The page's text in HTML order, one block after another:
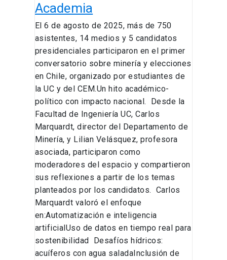
Academia
El 6 de agosto de 2025, más de 750
asistentes, 14 medios y 5 candidatos
presidenciales participaron en el primer
conversatorio sobre minería y elecciones
en Chile, organizado por estudiantes de
la UC y del CEM.Un hito académico-
político con impacto nacional. Desde la
Facultad de Ingeniería UC, Carlos
Marquardt, director del Departamento de
Minería, y Lilian Velásquez, profesora
asociada, participaron como
moderadores del espacio y compartieron
sus reflexiones a partir de los temas
planteados por los candidatos. Carlos
Marquardt valoró el enfoque
en:Automatización e inteligencia
artificialUso de datos en tiempo real para
sostenibilidad Desafíos hídricos:
acuíferos con agua saladaInclusión de